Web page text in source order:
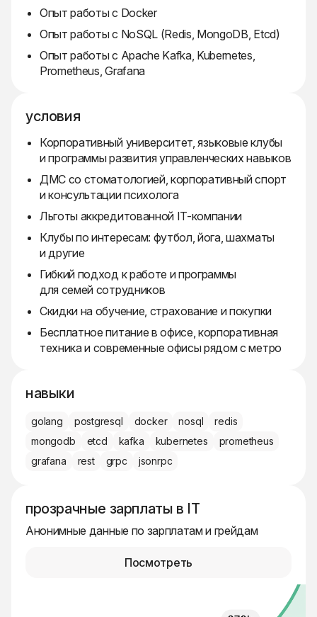
Опыт работы с Docker
Опыт работы с NoSQL (Redis, MongoDB, Etcd)
Опыт работы с Apache Kafka, Kubernetes,
Prometheus, Grafana
условия
Корпоративный университет, языковые клубы
и программы развития управленческих навыков
ДМС со стоматологией, корпоративный спорт
и консультации психолога
Льготы аккредитованной IT-компании
Клубы по интересам: футбол, йога, шахматы
и другие
Гибкий подход к работе и программы
для семей сотрудников
Скидки на обучение, страхование и покупки
Бесплатное питание в офисе, корпоративная
техника и современные офисы рядом с метро
навыки
golang postgresql docker nosql
redis
mongodb
etcd kafka kubernetes
prometheus
grafana
rest grpc jsonrpc
прозрачные зарплаты в IT
Анонимные данные по зарплатам и грейдам
Посмотреть